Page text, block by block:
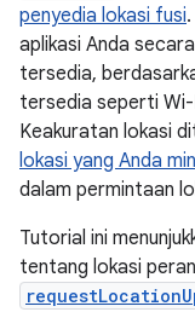
penyedia lokasi fusi
aplikasi Anda
tersedia,
tersedia seperti Wi-
Keakuratan lokasi
lokasi yang Anda
dalam permintaan
Tutorial ini
tentang lokasi